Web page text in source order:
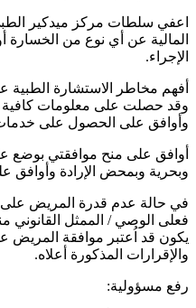
اعفي سلطات مركز ميدكير
المالية عن أي نوع من الخسارة
الإجراء.
أفهم مخاطر الاستشارة الطبية
وقد حصلت على معلومات كافية
وأوافق على الحصول على
أوافق على منح موافقتي بوضع
وبحرية وبمحض الإرادة وأوافق
في حالة عدم قدرة المريض على
فعلى الوصي / الممثل القانوني
يكون قد اُعتبر موافقة المريض
والإقرارات المذكورة أعلاه.
رفع مسؤولية: